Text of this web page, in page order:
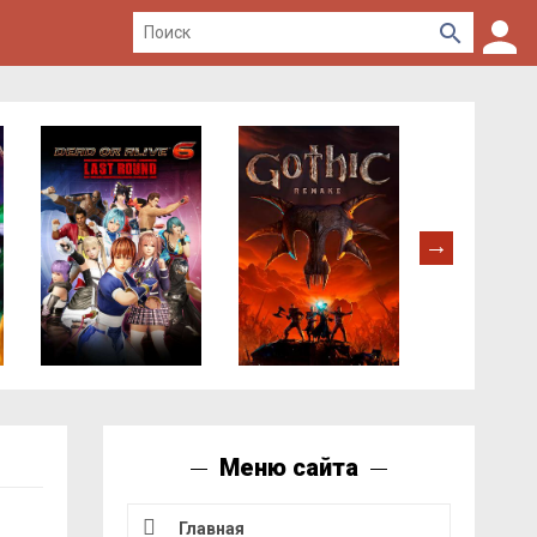
Меню сайта
Главная